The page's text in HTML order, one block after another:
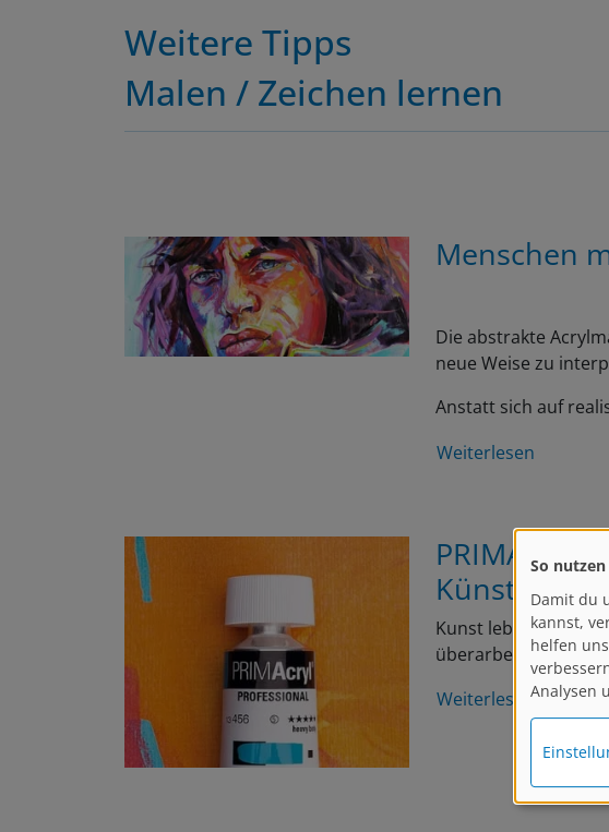
Weitere Tipps
Malen / Zeichen lernen
Menschen
Die abstrakte
neue Weise zu
Anstatt sich auf
Weiterlesen
PRIMAcryl
Künstler-
Kunst lebt von
überarbeitete
Weiterlesen
So
Damit du
kannst,
helfen
Analysen